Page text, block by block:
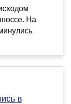
На
в